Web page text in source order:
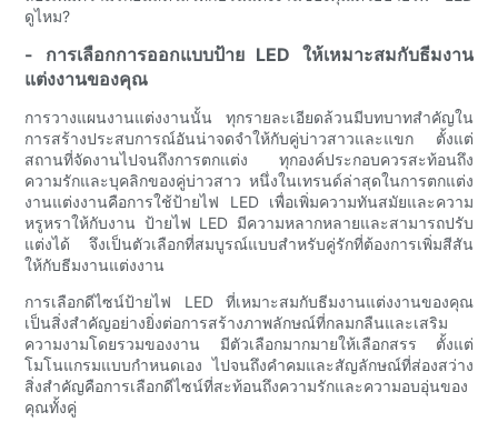
ดูไหม?
- การเลือกการออกแบบป้าย LED ให้เหมาะสมกับธีมงาน
แต่งงานของคุณ
การวางแผนงานแต่งงานนั้น ทุกรายละเอียดล้วนมีบทบาทสำคัญใน
การสร้างประสบการณ์อันน่าจดจำให้กับคู่บ่าวสาวและแขก ตั้งแต่
สถานที่จัดงานไปจนถึงการตกแต่ง ทุกองค์ประกอบควรสะท้อนถึง
ความรักและบุคลิกของคู่บ่าวสาว หนึ่งในเทรนด์ล่าสุดในการตกแต่ง
งานแต่งงานคือการใช้ป้ายไฟ LED เพื่อเพิ่มความทันสมัยและความ
หรูหราให้กับงาน ป้ายไฟ LED มีความหลากหลายและสามารถปรับ
แต่งได้ จึงเป็นตัวเลือกที่สมบูรณ์แบบสำหรับคู่รักที่ต้องการเพิ่มสีสัน
ให้กับธีมงานแต่งงาน
การเลือกดีไซน์ป้ายไฟ LED ที่เหมาะสมกับธีมงานแต่งงานของคุณ
เป็นสิ่งสำคัญอย่างยิ่งต่อการสร้างภาพลักษณ์ที่กลมกลืนและเสริม
ความงามโดยรวมของงาน มีตัวเลือกมากมายให้เลือกสรร ตั้งแต่
โมโนแกรมแบบกำหนดเอง ไปจนถึงคำคมและสัญลักษณ์ที่ส่องสว่าง
สิ่งสำคัญคือการเลือกดีไซน์ที่สะท้อนถึงความรักและความอบอุ่นของ
คุณทั้งคู่